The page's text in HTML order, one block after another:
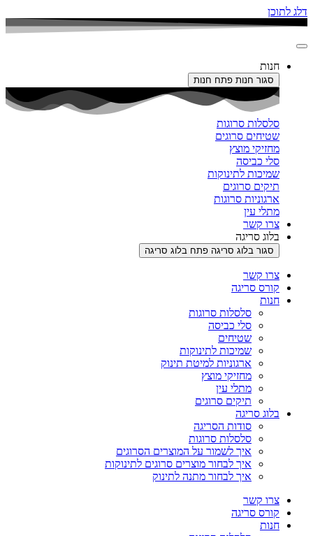
דלג לתוכן
חנות
סגור חנות פתח חנות
סלסלות סרוגות
שטיחים סרוגים
מחזיקי מוצץ
סלי כביסה
שמיכות לתינוקות
תיקים סרוגים
ארגוניות סרוגות
מתלי עין
צרו קשר
בלוג סריגה
סגור בלוג סריגה פתח בלוג סריגה
צרו קשר
קורס סריגה
חנות
סלסלות סרוגות
סלי כביסה
שטיחים
שמיכות לתינוקות
ארגוניות למיטת תינוק
מחזיקי מוצץ
מתלי עין
תיקים סרוגים
בלוג סריגה
סודות הסריגה
סלסלות סרוגות
איך לשמור על המוצרים הסרוגים
איך לבחור מוצרים סרוגים לתינוקות
איך לבחור מתנה לתינוק
צרו קשר
קורס סריגה
חנות